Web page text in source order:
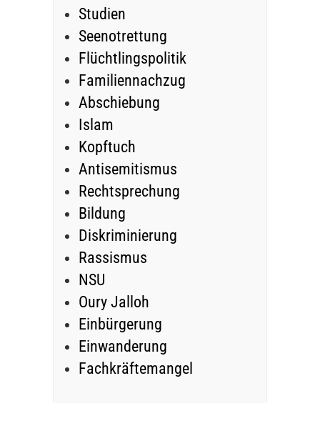
Studien
Seenotrettung
Flüchtlingspolitik
Familiennachzug
Abschiebung
Islam
Kopftuch
Antisemitismus
Rechtsprechung
Bildung
Diskriminierung
Rassismus
NSU
Oury Jalloh
Einbürgerung
Einwanderung
Fachkräftemangel